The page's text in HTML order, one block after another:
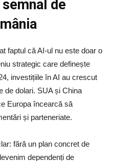
de
faptul că AI-ul nu este doar o
strategic care definește
investițiile în AI au crescut
de dolari. SUA și China
Europa încearcă să
și parteneriate.
fără un plan concret de
dependenți de